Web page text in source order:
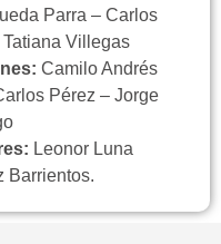
Parra – Carlos
Villegas
Camilo Andrés
Pérez – Jorge
Leonor Luna
Barrientos.